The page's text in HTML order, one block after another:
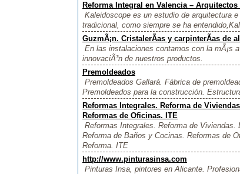
Reforma Integral en Valencia – Arquitectos
Kaleidoscope es un estudio de arquitectura
tradicional, como siempre se ha
GuzmÃ¡n. CristalerÃ­as y carpinterÃ­as de
En las instalaciones contamos con la mÃ¡s
innovaciÃ³n de nuestros productos.
Premoldeados
Premoldeados Gallará. Fábrica de
Premoldeados para la construcción.
Reformas Integrales. Reforma de
Reformas de Oficinas. ITE
Reformas Integrales. Reforma de
Reforma de Baños y Cocinas. Reformas de
Reforma. ITE
http://www.pinturasinsa.com
Pinturas Insa, pintores en Alicante.